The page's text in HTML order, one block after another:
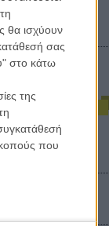
θα ισχύουν
σας
στο κάτω
της
που